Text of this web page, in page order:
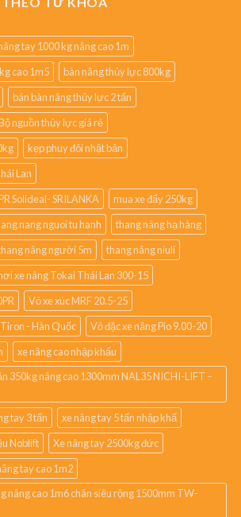
tay 1000 kg nâng cao 1m
cao 1m5
bàn nâng thủy lực 800kg
bán bàn nâng thủy lực 2 tấn
nguồn thủy lực giá rẻ
kẹp phuy đôi nhật bản
Lan
Solideal- SRILANKA
mua xe đẩy 250kg
nang nguoi tu hanh
thang nâng hạ hàng
nâng người 5m
thang nâng niuli
xe nâng Tokai Thái Lan 300-15
Vỏ xe xúc MRF 20.5-25
- Hàn Quốc
Vỏ đặc xe nâng Pio 9.00-20
xe nâng cao nhập khẩu
350kg nâng cao 1300mm NAL35 NICHI-LIFT –
tay 3 tấn
xe nâng tay 5 tấn nhập khẩ
Noblift
Xe nâng tay 2500kg đức
tay cao 1m2
nâng cao 1m6 chân siêu rộng 1500mm TW-